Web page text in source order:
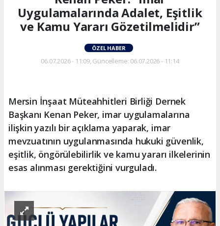
Uygulamalarında Adalet, Eşitlik
ve Kamu Yararı Gözetilmelidir”
ÖZEL HABER
06.07.2026 - 11:09, Güncelleme: 06.07.2026 - 11:14
Mersin İnşaat Müteahhitleri Birliği Dernek
Başkanı Kenan Peker, imar uygulamalarına
ilişkin yazılı bir açıklama yaparak, imar
mevzuatının uygulanmasında hukuki güvenlik,
eşitlik, öngörülebilirlik ve kamu yararı ilkelerinin
esas alınması gerektiğini vurguladı.